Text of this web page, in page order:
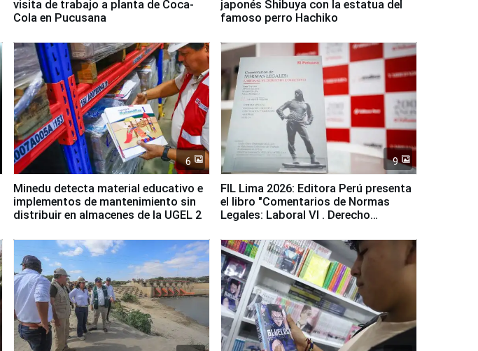
visita de trabajo a planta de Coca-
Cola en Pucusana
japonés Shibuya con la estatua del
famoso perro Hachiko
6
Minedu detecta material educativo e
implementos de mantenimiento sin
distribuir en almacenes de la UGEL 2
9
FIL Lima 2026: Editora Perú presenta
el libro "Comentarios de Normas
Legales: Laboral Vl . Derecho